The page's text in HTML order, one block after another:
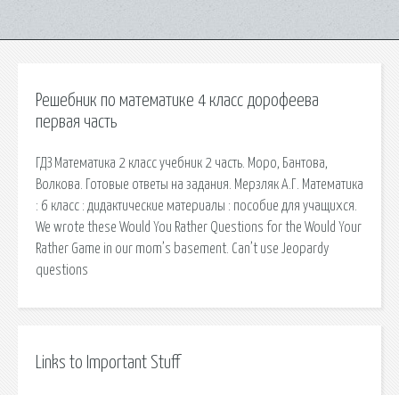
Решебник по математике 4 класс дорофеева
первая часть
ГДЗ Математика 2 класс учебник 2 часть. Моро, Бантова,
Волкова. Готовые ответы на задания. Мерзляк А.Г. Математика
: 6 класс : дидактические материалы : пособие для учащихся.
We wrote these Would You Rather Questions for the Would Your
Rather Game in our mom’s basement. Can’t use Jeopardy
questions
Links to Important Stuff